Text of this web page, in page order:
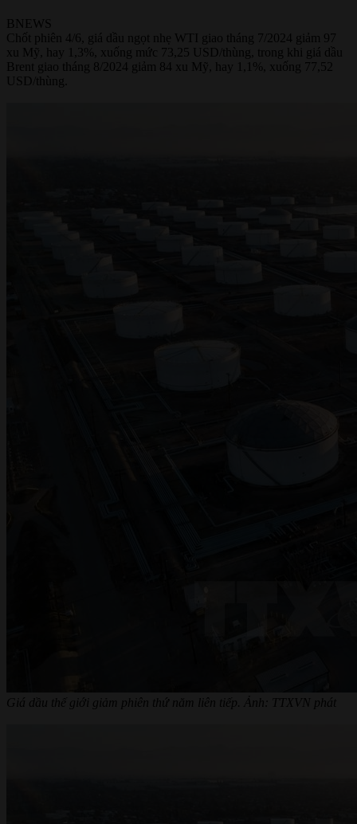
BNEWS
Chốt phiên 4/6, giá dầu ngọt nhẹ WTI giao tháng 7/2024 giảm 97
xu Mỹ, hay 1,3%, xuống mức 73,25 USD/thùng, trong khi giá dầu
Brent giao tháng 8/2024 giảm 84 xu Mỹ, hay 1,1%, xuống 77,52
USD/thùng.
Giá dầu thế giới giảm phiên thứ năm liên tiếp. Ảnh: TTXVN phát